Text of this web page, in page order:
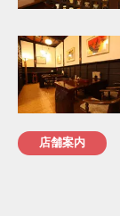
店舗案内